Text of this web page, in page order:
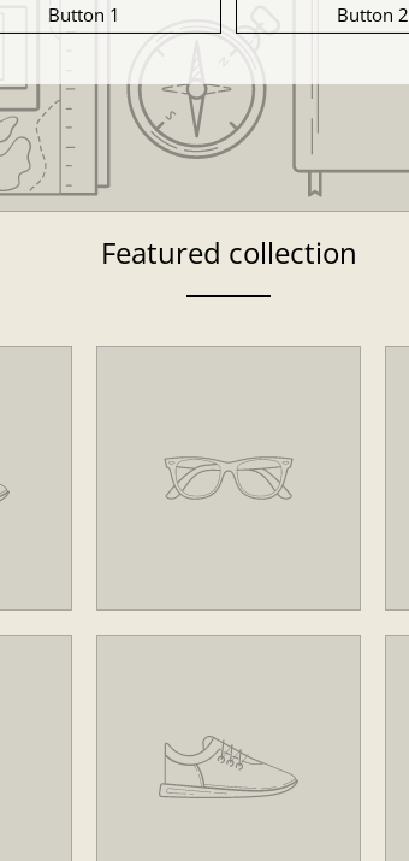
Button 1 Button 2
Featured collection